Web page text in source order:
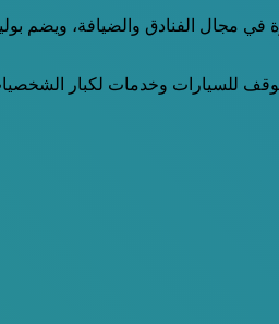
وهو الطابع الأكثر شهرة في مجال
للسيارات وخدمات لكبار